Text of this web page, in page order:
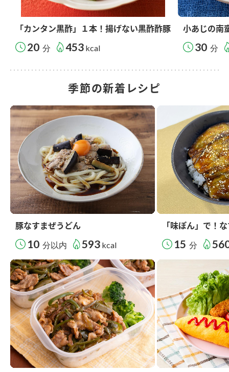
「カンタン黒酢」１本！揚げない黒酢酢豚
20 分 453 kcal
小あじの南
30 分
季節の新着レシピ
豚なすまぜうどん
10 分以内 593 kcal
「味ぽん」で！
15 分